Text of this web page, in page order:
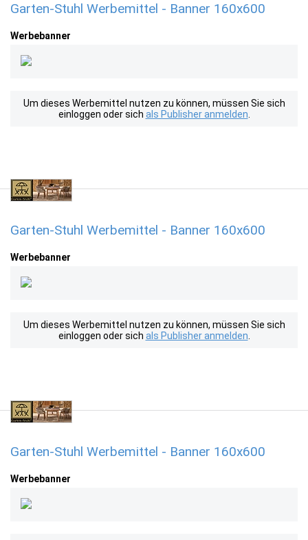
Garten-Stuhl Werbemittel - Banner 160x600
Werbebanner
Um dieses Werbemittel nutzen zu können, müssen Sie sich
einloggen oder sich als Publisher anmelden
Garten-Stuhl Werbemittel - Banner 160x600
Werbebanner
Um dieses Werbemittel nutzen zu können, müssen Sie sich
einloggen oder sich als Publisher anmelden
Garten-Stuhl Werbemittel - Banner 160x600
Werbebanner